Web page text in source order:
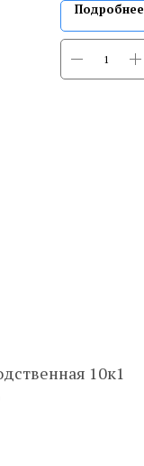
Подробнее
10к1